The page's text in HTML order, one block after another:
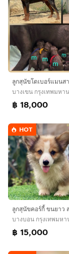
บางเขน กรุงเทพมหา
฿ 18,000
HOT
ลูกสุนัขคอร์กี้ ขนยาว
บางบอน กรุงเทพมหา
฿ 15,000